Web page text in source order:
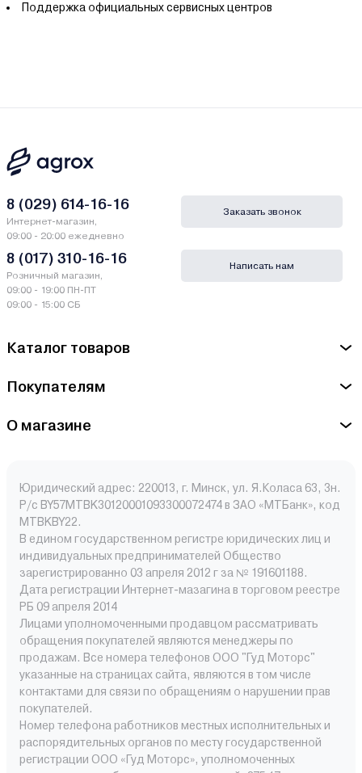
Поддержка официальных сервисных центров
Каталог товаров
Покупателям
О магазине
Юридический адрес: 220013, г. Минск, ул. Я.Коласа 63, 3н.
Р/с BY57MTBK30120001093300072474 в ЗАО «МТБанк», код
MTBKBY22.
В едином государственном регистре юридических лиц и
индивидуальных предпринимателей Общество
зарегистрированно 03 апреля 2012 г за № 191601188.
Дата регистрации Интернет-мазагина в торговом реестре
РБ 09 апреля 2014
Лицами уполномоченными продавцом рассматривать
обращения покупателей являются менеджеры по
продажам. Все номера телефонов ООО "Гуд Моторс"
указанные на страницах сайта, являются в том числе
контактами для связи по обращениям о нарушении прав
покупателей.
Номер телефона работников местных исполнительных и
распорядительных органов по месту государственной
регистрации ООО «Гуд Моторс», уполномоченных
8 (029) 614-16-16
Интернет-магазин,
09:00 - 20:00 ежедневно
8 (017) 310-16-16
Розничный магазин,
09:00 - 19:00 ПН-ПТ
09:00 - 15:00 СБ
Заказать звонок
Написать нам